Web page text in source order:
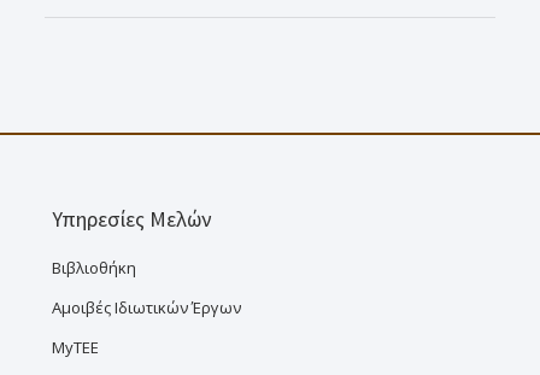
Υπηρεσίες Μελών
Βιβλιοθήκη
Αμοιβές Ιδιωτικών Έργων
MyTEE